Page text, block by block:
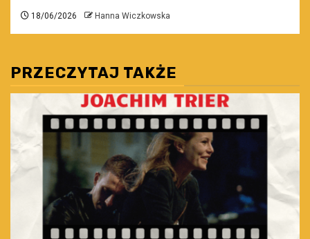
18/06/2026 Hanna Wiczkowska
PRZECZYTAJ TAKŻE